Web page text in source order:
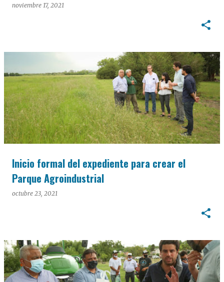
noviembre 17, 2021
Inicio formal del expediente para crear el
Parque Agroindustrial
octubre 23, 2021